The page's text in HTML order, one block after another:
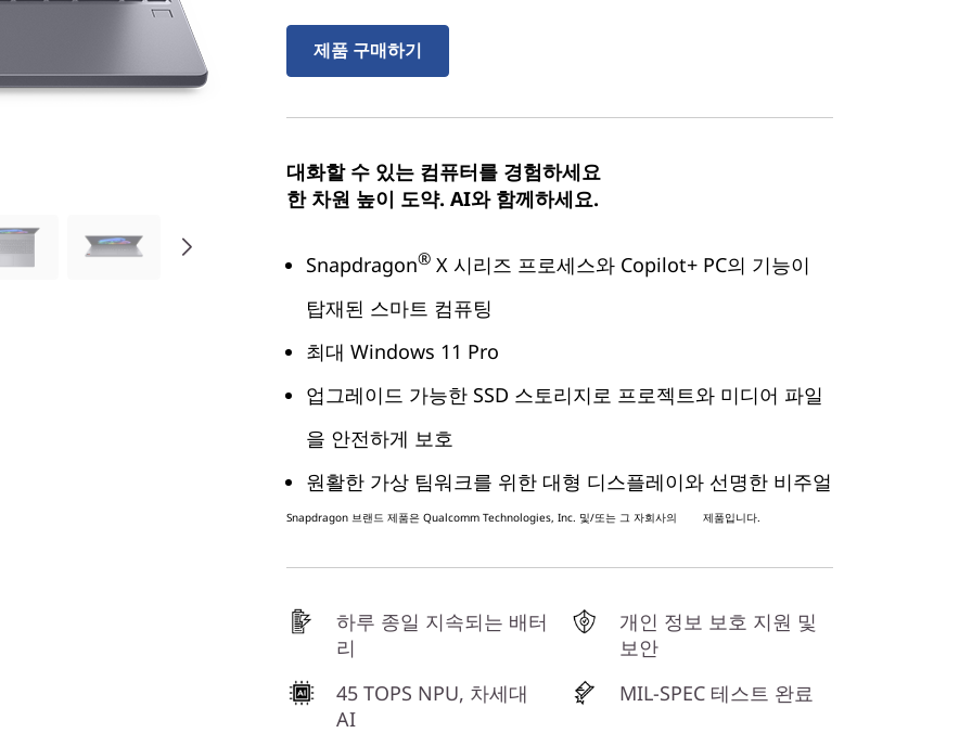
제품 구매하기
대화할 수 있는 컴퓨터를 경험하세요
한 차원 높이 도약. AI와 함께하세요.
Snapdragon® X 시리즈 프로세스와 Copilot+ PC의 기능이
탑재된 스마트 컴퓨팅
최대 Windows 11 Pro
업그레이드 가능한 SSD 스토리지로 프로젝트와 미디어 파일
을 안전하게 보호
원활한 가상 팀워크를 위한 대형 디스플레이와 선명한 비주얼
Snapdragon 브랜드 제품은 Qualcomm Technologies, Inc. 및/또는 그 자회사의 제품입니다.
하루 종일 지속되는 배터
리
개인 정보 보호 지원 및
보안
45 TOPS NPU, 차세대
AI
MIL-SPEC 테스트 완료